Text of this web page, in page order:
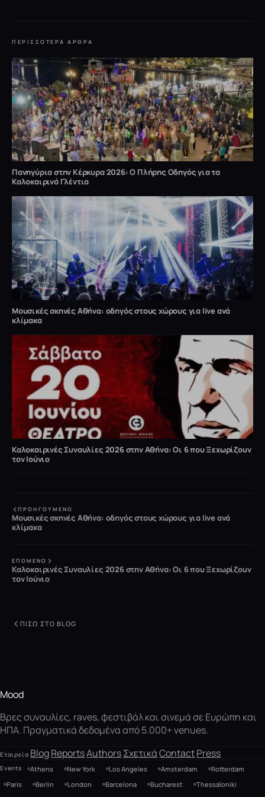
ΠΕΡΙΣΣΌΤΕΡΑ ΆΡΘΡΑ
Πανηγύρια στην Κέρκυρα 2026: Ο Πλήρης Οδηγός για τα
Καλοκαιρινά Γλέντια
Μουσικές σκηνές Αθήνα: οδηγός στους χώρους για live ανά
κλίμακα
Καλοκαιρινές Συναυλίες 2026 στην Αθήνα: Οι 6 που Ξεχωρίζουν
τον Ιούνιο
ΠΡΟΗΓΟΎΜΕΝΟ
Μουσικές σκηνές Αθήνα: οδηγός στους χώρους για live ανά
κλίμακα
ΕΠΌΜΕΝΟ
Καλοκαιρινές Συναυλίες 2026 στην Αθήνα: Οι 6 που Ξεχωρίζουν
τον Ιούνιο
ΠΊΣΩ ΣΤΟ BLOG
Mood
Βρες συναυλίες, raves, φεστιβάλ και σινεμά σε Ευρώπη και
ΗΠΑ. Πραγματικά δεδομένα από 5.000+ venues.
Εταιρεία BlogReportsAuthorsΣχετικά ContactPress
Events Athens New York Los Angeles Amsterdam
Rotterdam
Paris
Berlin London Barcelona Bucharest
Thessaloniki